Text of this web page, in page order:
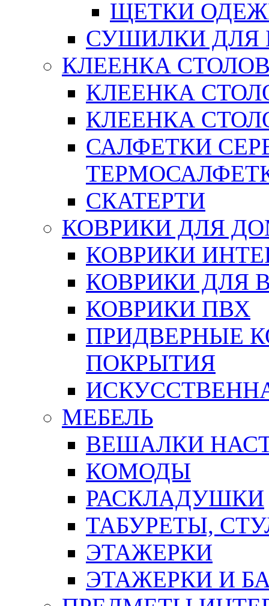
ЩЕТКИ
СУШИЛКИ ДЛЯ
КЛЕЕНКА
КЛЕЕНКА
КЛЕЕНКА
САЛФЕТКИ
СКАТЕРТИ
КОВРИКИ ДЛЯ
КОВРИКИ
КОВРИКИ ДЛЯ
КОВРИКИ ПВХ
ПРИДВЕРНЫЕ
ПОКРЫТИЯ
МЕБЕЛЬ
ВЕШАЛКИ
КОМОДЫ
РАСКЛАДУШКИ
ТАБУРЕТЫ,
ЭТАЖЕРКИ
ЭТАЖЕРКИ И